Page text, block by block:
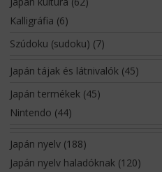
Kalligráfia (6)
Szúdoku (sudoku) (7)
Japán tájak és látnivalók(45)
Japán termékek(45)
Nintendo (44)
Japán nyelv(188)
Japán nyelv haladóknak(120)